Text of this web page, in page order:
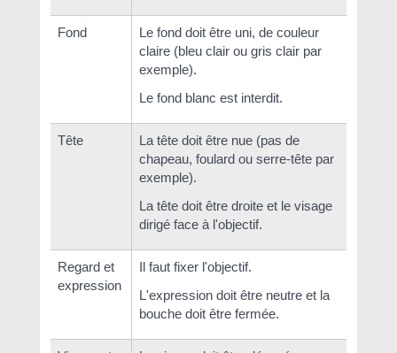
Fond
Le fond doit être uni, de couleur
claire (bleu clair ou gris clair par
exemple).
Le fond blanc est interdit.
Tête
La tête doit être nue (pas de
chapeau, foulard ou serre-tête par
exemple).
La tête doit être droite et le visage
dirigé face à l'objectif.
Regard et
expression
Il faut fixer l'objectif.
L'expression doit être neutre et la
bouche doit être fermée.